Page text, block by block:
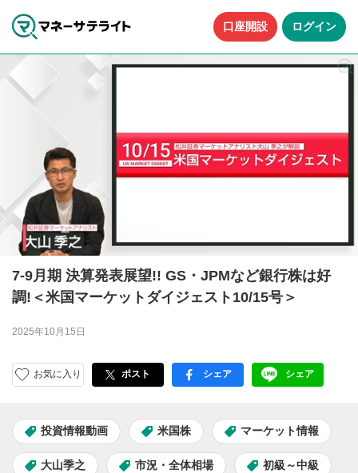
口座開設 ログイン
7-9月期 決算発表展望!! GS・JPMなど銀行株は好
調!＜米国マーケットダイジェスト10/15号＞
2025年10月15日
お気に入り ポスト facebook
シェア LINE
シェア
投資情報動画 米国株 マーケット情報
大山季之 市況・全体相場 初級～中級